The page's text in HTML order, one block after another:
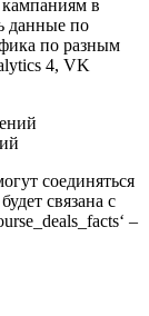
в
данные по
по разным
4, VK
соединяться
будет связана с
‘ –